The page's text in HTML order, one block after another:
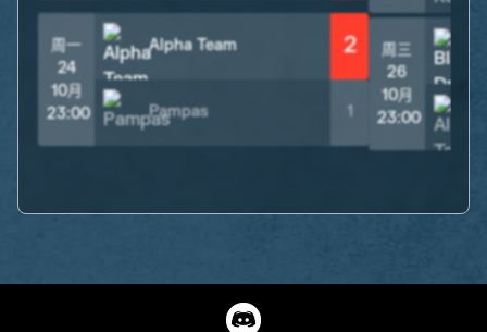
周一
24
10月
23:00
Alpha Team 2
Pampas 1
周三
26
10月
23:00